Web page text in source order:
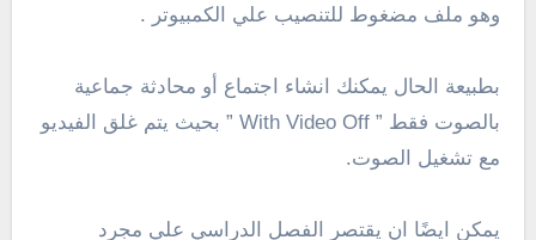
وهو ملف مضغوط للتنصيب علي الكمبيوتر .
بطبيعة الحال يمكنك انشاء اجتماع أو محادثة جماعية
بالصوت فقط ” With Video Off ” بحيث يتم غلق الفيديو
مع تشغيل الصوت.
يمكن ايضًا ان يقتصر الفصل الدراسي علي مجرد